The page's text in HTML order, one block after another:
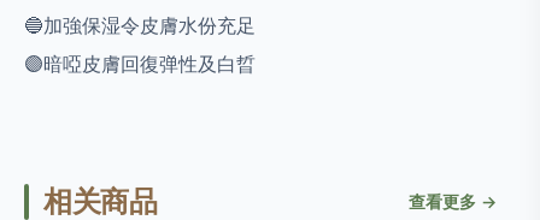
🔵加強保湿令皮膚水份充足
🟣暗啞皮膚回復弹性及白晢
相关商品 查看更多 →